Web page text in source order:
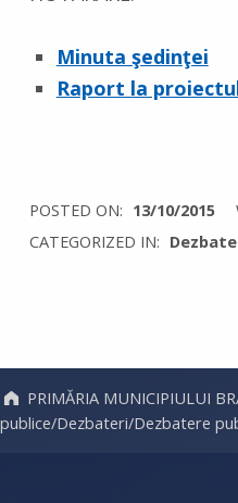
Minuta şedinţei
Raport la
POSTED ON: 13/10/2015
CATEGORIZED IN:
PRIMĂRIA MUNICIPIULUI
publice/Dezbateri/Dezbatere